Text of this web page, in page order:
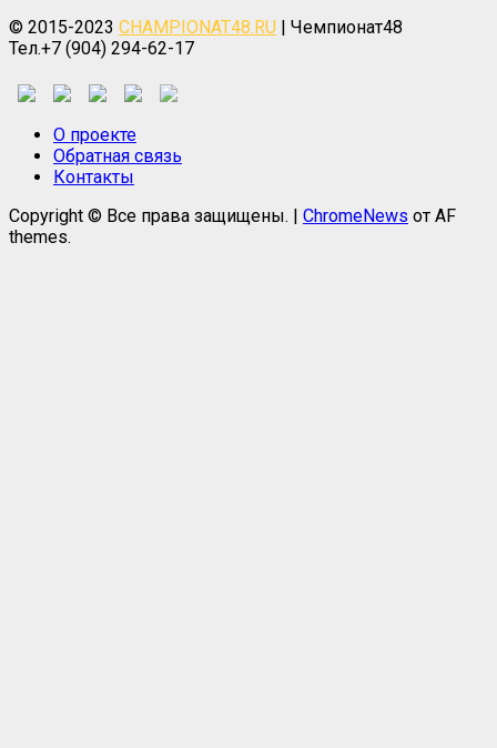
© 2015-2023 CHAMPIONAT48.RU | Чемпионат48
Тел.+7 (904) 294-62-17
О проекте
Обратная связь
Контакты
Copyright © Все права защищены. | ChromeNews от AF
themes.